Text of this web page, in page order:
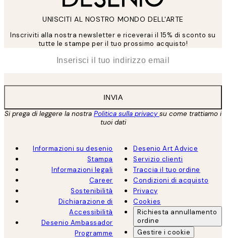
UNISCITI AL NOSTRO MONDO DELL'ARTE
Inscriviti alla nostra newsletter e riceverai il 15% di sconto su
tutte le stampe per il tuo prossimo acquisto!
INVIA
Si prega di leggere la nostra Politica sulla privacysu come trattiamo i
tuoi dati
Informazioni su desenio
Stampa
Informazioni legali
Career
Sostenibilità
Dichiarazione di
Accessibilità
Desenio Ambassador
Programme
Desenio Art Advice
Servizio clienti
Traccia il tuo ordine
Condizioni di acquisto
Privacy
Cookies
Richiesta annullamento
ordine
Gestire i cookie